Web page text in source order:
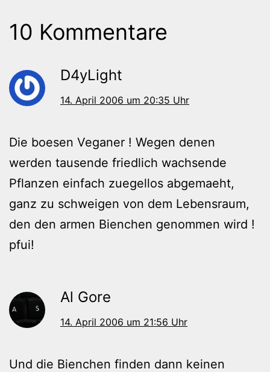
10 Kommentare
D4yLight
14. April 2006 um 20:35 Uhr
Die boesen Veganer ! Wegen denen
werden tausende friedlich wachsende
Pflanzen einfach zuegellos abgemaeht,
ganz zu schweigen von dem Lebensraum,
den den armen Bienchen genommen wird !
pfui!
Al Gore
14. April 2006 um 21:56 Uhr
Und die Bienchen finden dann keinen